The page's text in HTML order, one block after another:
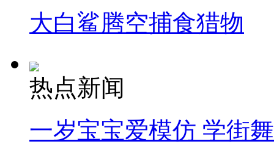
大白鲨腾空捕食猎物
热点新闻
一岁宝宝爱模仿 学街